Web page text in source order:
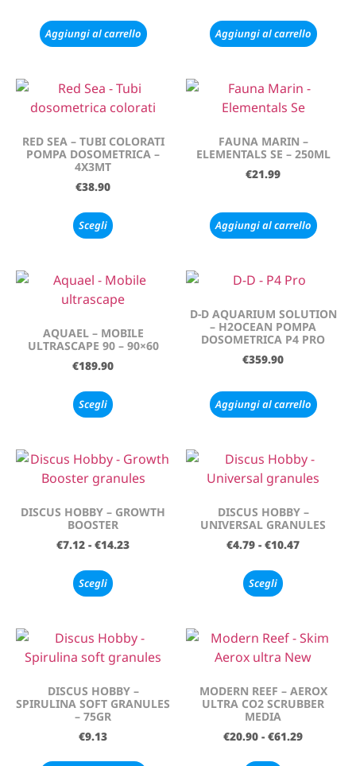
Aggiungi al carrello Aggiungi al carrello
RED SEA – TUBI COLORATI
POMPA DOSOMETRICA –
4X3MT
€38.90
Scegli
FAUNA MARIN –
ELEMENTALS SE – 250ML
€21.99
Aggiungi al carrello
AQUAEL – MOBILE
ULTRASCAPE 90 – 90×60
€189.90
Scegli
D-D AQUARIUM SOLUTION
– H2OCEAN POMPA
DOSOMETRICA P4 PRO
€359.90
Aggiungi al carrello
DISCUS HOBBY – GROWTH
BOOSTER
€7.12 - €14.23
Scegli
DISCUS HOBBY –
UNIVERSAL GRANULES
€4.79 - €10.47
Scegli
DISCUS HOBBY –
SPIRULINA SOFT GRANULES
– 75GR
€9.13
MODERN REEF – AEROX
ULTRA CO2 SCRUBBER
MEDIA
€20.90 - €61.29